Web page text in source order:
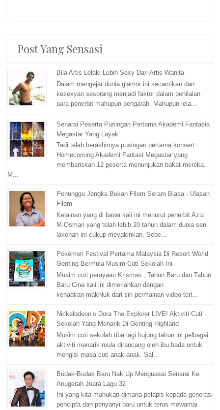
Post Yang Sensasi
Bila Artis Lelaki Lebih Sexy Dari Artis Wanita
Dalam mengejar dunia glamor ini kecantikan dan
kesexyan sesorang menjadi faktor dalam penilaian
para penerbit mahupun pengarah. Mahupun lela...
Senarai Peserta Pusingan Pertama Akademi Fantasia
Megastar Yang Layak
Tadi telah berakhirnya pusingan pertama konsert
Homecoming Akademi Fantasi Megastar yang
membariskan 12 peserta menunjukan bakat mereka.
M...
Penunggu Jengka Bukan Filem Seram Biasa - Ulasan
Filem
Kelainan yang di bawa kali ini menurut penerbit Aziz
M.Osman yang telah lebih 20 tahun dalam dunia seni
lakonan ini cukup meyakinkan. Sebe...
Pokémon Festival Pertama Malaysia Di Resort World
Genting Bermula Musim Cuti Sekolah Ini
Musim cuti perayaan Krismas , Tahun Baru dan Tahun
Baru Cina kali ini dimeriahkan dengan
kehadiran makhluk dari siri permainan video terl...
Nickelodeon’s Dora The Explorer LIVE! Aktiviti Cuti
Sekolah Yang Menarik Di Genting Highland
Musim cuti sekolah tiba lagi hujung tahun ini pelbagai
aktiviti menarik mula dirancang oleh ibu bada untuk
mengisi masa cuti anak-anak. Sal...
Budak-Budak Baru Nak Up Menguasai Senarai Ke
Anugerah Juara Lagu 32
Ini yang kita mahukan dimana pelapis kepada generasi
pencipta dan penyanyi baru untuk terus mewarnai